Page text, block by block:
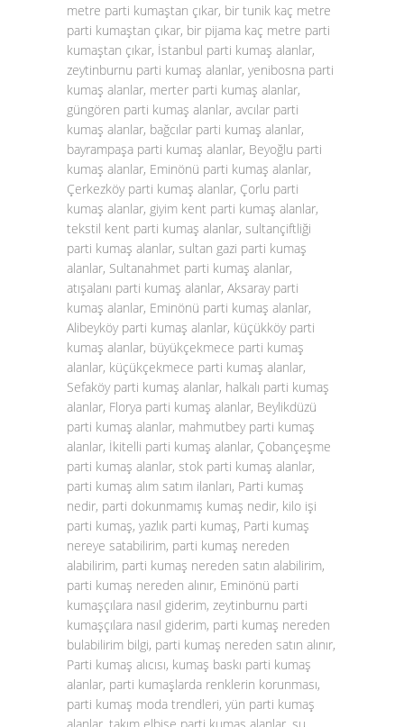
metre parti kumaştan çıkar, bir tunik kaç metre
parti kumaştan çıkar, bir pijama kaç metre parti
kumaştan çıkar, İstanbul parti kumaş alanlar,
zeytinburnu parti kumaş alanlar, yenibosna parti
kumaş alanlar, merter parti kumaş alanlar,
güngören parti kumaş alanlar, avcılar parti
kumaş alanlar, bağcılar parti kumaş alanlar,
bayrampaşa parti kumaş alanlar, Beyoğlu parti
kumaş alanlar, Eminönü parti kumaş alanlar,
Çerkezköy parti kumaş alanlar, Çorlu parti
kumaş alanlar, giyim kent parti kumaş alanlar,
tekstil kent parti kumaş alanlar, sultançiftliği
parti kumaş alanlar, sultan gazi parti kumaş
alanlar, Sultanahmet parti kumaş alanlar,
atışalanı parti kumaş alanlar, Aksaray parti
kumaş alanlar, Eminönü parti kumaş alanlar,
Alibeyköy parti kumaş alanlar, küçükköy parti
kumaş alanlar, büyükçekmece parti kumaş
alanlar, küçükçekmece parti kumaş alanlar,
Sefaköy parti kumaş alanlar, halkalı parti kumaş
alanlar, Florya parti kumaş alanlar, Beylikdüzü
parti kumaş alanlar, mahmutbey parti kumaş
alanlar, İkitelli parti kumaş alanlar, Çobançeşme
parti kumaş alanlar, stok parti kumaş alanlar,
parti kumaş alım satım ilanları, Parti kumaş
nedir, parti dokunmamış kumaş nedir, kilo işi
parti kumaş, yazlık parti kumaş, Parti kumaş
nereye satabilirim, parti kumaş nereden
alabilirim, parti kumaş nereden satın alabilirim,
parti kumaş nereden alınır, Eminönü parti
kumaşçılara nasıl giderim, zeytinburnu parti
kumaşçılara nasıl giderim, parti kumaş nereden
bulabilirim bilgi, parti kumaş nereden satın alınır,
Parti kumaş alıcısı, kumaş baskı parti kumaş
alanlar, parti kumaşlarda renklerin korunması,
parti kumaş moda trendleri, yün parti kumaş